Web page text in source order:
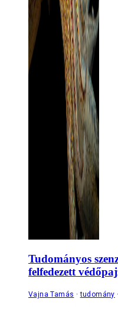
Tudományos
felfedezett
Vajna Tamás tudomány